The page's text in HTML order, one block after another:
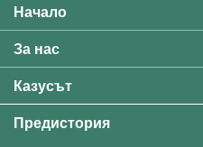
Main menu
Начало
За нас
Казусът
Предистория